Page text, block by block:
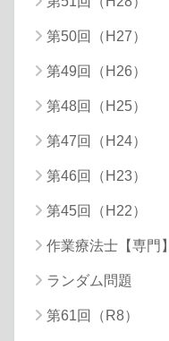
第50回（H27）
第49回（H26）
第48回（H25）
第47回（H24）
第46回（H23）
第45回（H22）
作業療法士【専門】
ランダム問題
第61回（R8）